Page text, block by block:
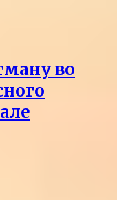
во